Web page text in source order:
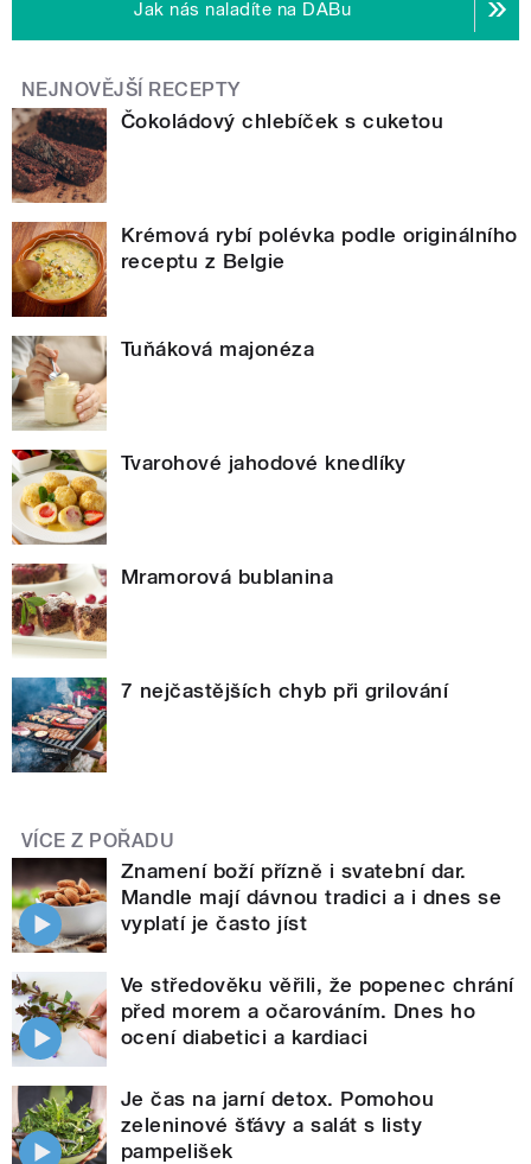
Jak nás naladíte na DABu
NEJNOVĚJŠÍ RECEPTY
Čokoládový chlebíček s cuketou
Krémová rybí polévka podle originálního
receptu z Belgie
Tuňáková majonéza
Tvarohové jahodové knedlíky
Mramorová bublanina
7 nejčastějších chyb při grilování
VÍCE Z POŘADU
Znamení boží přízně i svatební dar.
Mandle mají dávnou tradici a i dnes se
vyplatí je často jíst
Ve středověku věřili, že popenec chrání
před morem a očarováním. Dnes ho
ocení diabetici a kardiaci
Je čas na jarní detox. Pomohou
zeleninové šťávy a salát s listy
pampelišek